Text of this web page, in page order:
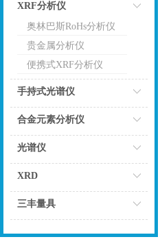
XRF分析仪
点击
奥林巴斯RoHs分析仪
贵金属分析仪
便携式XRF分析仪
手持式光谱仪
合金元素分析仪
光谱仪
XRD
三丰量具